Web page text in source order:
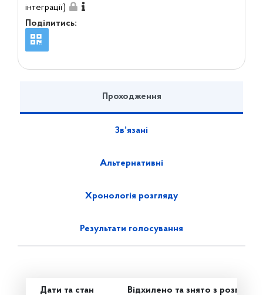
інтеграції)
Поділитись:
Проходження
Зв’язані
Альтернативні
Хронологія розгляду
Результати голосування
Дати та стан
Відхилено та знято з розгляду